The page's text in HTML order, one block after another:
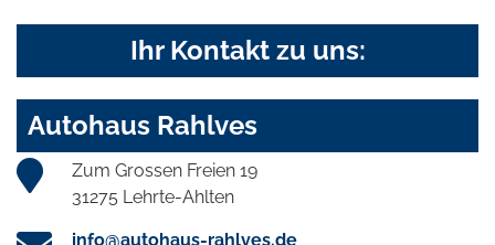
Ihr Kontakt zu uns:
Autohaus Rahlves
Zum Grossen Freien 19
31275 Lehrte-Ahlten
info@autohaus-rahlves.de